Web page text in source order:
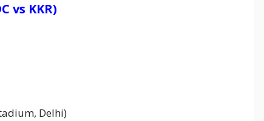
vs KKR)
Delhi)